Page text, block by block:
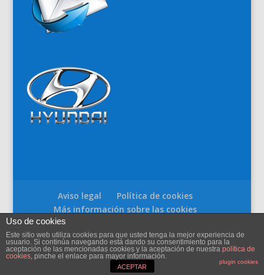
Aviso legal
Política de cookies
Más información sobre las cookies
(c) 2018-2025 Torremóvil Lorca SCL.
Uso de cookies
Este sitio web utiliza cookies para que usted tenga la mejor experiencia de
usuario. Si continúa navegando está dando su consentimiento para la
aceptación de las mencionadas cookies y la aceptación de nuestra política de
cookies, pinche el enlace para mayor información.
plugin cookies
ACEPTAR